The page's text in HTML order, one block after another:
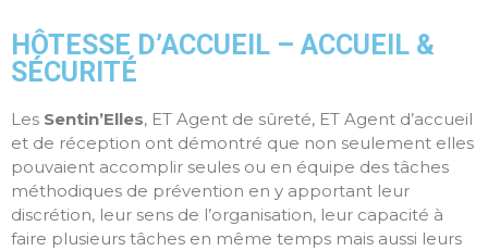
HÔTESSE D’ACCUEIL – ACCUEIL &
SÉCURITÉ
Les Sentin’Elles, ET Agent de sûreté, ET Agent d’accueil
et de réception ont démontré que non seulement elles
pouvaient accomplir seules ou en équipe des tâches
méthodiques de prévention en y apportant leur
discrétion, leur sens de l’organisation, leur capacité à
faire plusieurs tâches en même temps mais aussi leurs